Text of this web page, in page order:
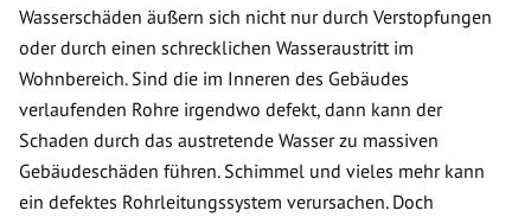
Wasserschäden äußern sich nicht nur durch Verstopfungen
oder durch einen schrecklichen Wasseraustritt im
Wohnbereich. Sind die im Inneren des Gebäudes
verlaufenden Rohre irgendwo defekt, dann kann der
Schaden durch das austretende Wasser zu massiven
Gebäudeschäden führen. Schimmel und vieles mehr kann
ein defektes Rohrleitungssystem verursachen. Doch